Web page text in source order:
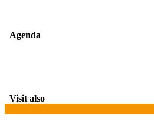
Agenda
Visit also